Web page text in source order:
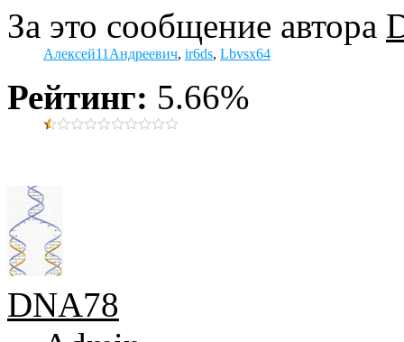
За это сообщение автора
Алексей11Андреевич, ir6ds, Lbvsx64
Рейтинг: 5.66%
DNA78